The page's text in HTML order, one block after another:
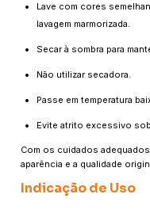
Lave com cores
lavagem marmorizada.
Secar à sombra para
Não utilizar secadora.
Passe em temperatura
Evite atrito excessivo
Com os cuidados
aparência e a qualidade
Indicação de Uso